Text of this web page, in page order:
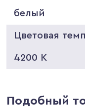
белый
Цветовая
4200 K
Подобный